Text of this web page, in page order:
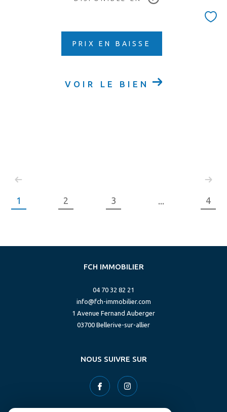
PRIX EN BAISSE
VOIR LE BIEN
1 2 3 ... 4
FCH IMMOBILIER
04 70 32 82 21
info@fch-immobilier.com
1 Avenue Fernand Auberger
03700
bellerive-sur-allier
NOUS SUIVRE SUR